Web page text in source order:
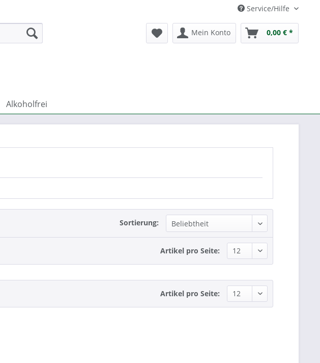
Service/Hilfe
Mein Konto 0,00 € *
Alkoholfrei
Sortierung:
Artikel pro Seite:
Artikel pro Seite: